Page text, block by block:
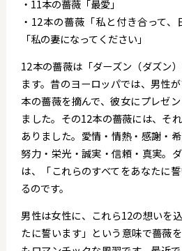
・11本の薔薇「最愛」
・12本の薔薇「私と付き合って、
「私の妻になってください」
12本の薔薇は「ダーズン（ダズン
ます。昔のヨーロッパでは、男性
本の薔薇を摘んで、彼女にプレゼ
ました。その12本の薔薇には、そ
ありました。愛情・情熱・感謝・
努力・栄光・誠実・信頼・真実。
は、「これらのすべてをあなたに
るのです。
男性は女性に、これら12の想いを
たに誓います」という意味で薔薇